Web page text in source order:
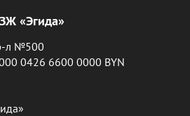
«Эгида»
л №500
0426 6600 0000 BYN